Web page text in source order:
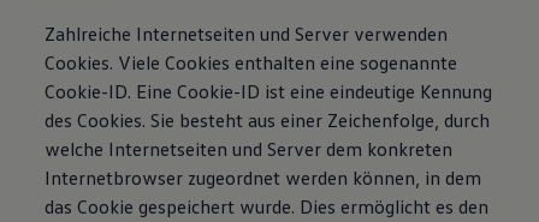
Zahlreiche Internetseiten und Server verwenden
Cookies. Viele Cookies enthalten eine sogenannte
Cookie-ID. Eine Cookie-ID ist eine eindeutige Kennung
des Cookies. Sie besteht aus einer Zeichenfolge, durch
welche Internetseiten und Server dem konkreten
Internetbrowser zugeordnet werden können, in dem
das Cookie gespeichert wurde. Dies ermöglicht es den